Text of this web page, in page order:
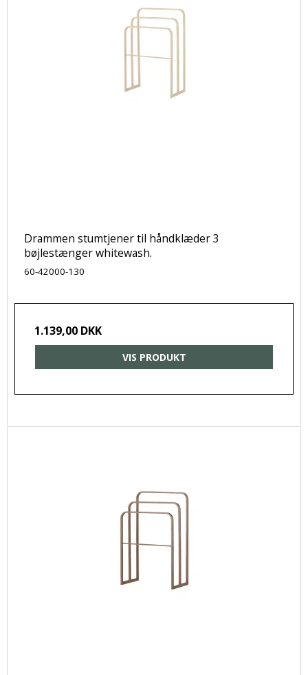
Drammen stumtjener til håndklæder 3
bøjlestænger whitewash.
60-42000-130
1.139,00 DKK
VIS PRODUKT